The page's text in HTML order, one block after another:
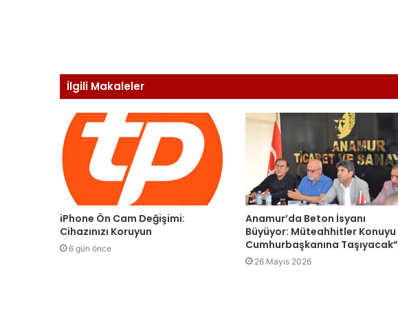
İlgili Makaleler
iPhone Ön Cam Değişimi:
Cihazınızı Koruyun
6 gün önce
Anamur’da Beton İsyanı
Büyüyor: Müteahhitler Konuyu
Cumhurbaşkanına Taşıyacak”
26 Mayıs 2026